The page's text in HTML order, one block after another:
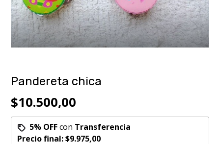
Pandereta chica
$10.500,00
5% OFFcon Transferencia
Precio final:$9.975,00